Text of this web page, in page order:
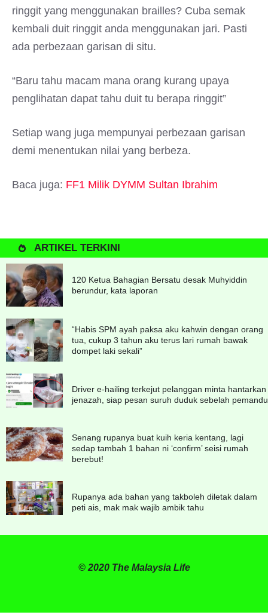
ringgit yang menggunakan brailles? Cuba semak
kembali duit ringgit anda menggunakan jari. Pasti
ada perbezaan garisan di situ.
“Baru tahu macam mana orang kurang upaya
penglihatan dapat tahu duit tu berapa ringgit”
Setiap wang juga mempunyai perbezaan garisan
demi menentukan nilai yang berbeza.
Baca juga: FF1 Milik DYMM Sultan Ibrahim
ARTIKEL TERKINI
120 Ketua Bahagian Bersatu desak Muhyiddin
berundur, kata laporan
“Habis SPM ayah paksa aku kahwin dengan orang
tua, cukup 3 tahun aku terus lari rumah bawak
dompet laki sekali”
Driver e-hailing terkejut pelanggan minta hantarkan
jenazah, siap pesan suruh duduk sebelah pemandu
Senang rupanya buat kuih keria kentang, lagi
sedap tambah 1 bahan ni ‘confirm’ seisi rumah
berebut!
Rupanya ada bahan yang takboleh diletak dalam
peti ais, mak mak wajib ambik tahu
© 2020 The Malaysia Life